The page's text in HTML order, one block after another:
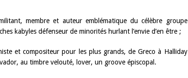
membre et auteur emblématique du célèbre groupe
kabyles défenseur de minorités hurlant l’envie d’en être ;
et compositeur pour les plus grands, de Greco à Halliday
au timbre velouté, lover, un groove épiscopal.